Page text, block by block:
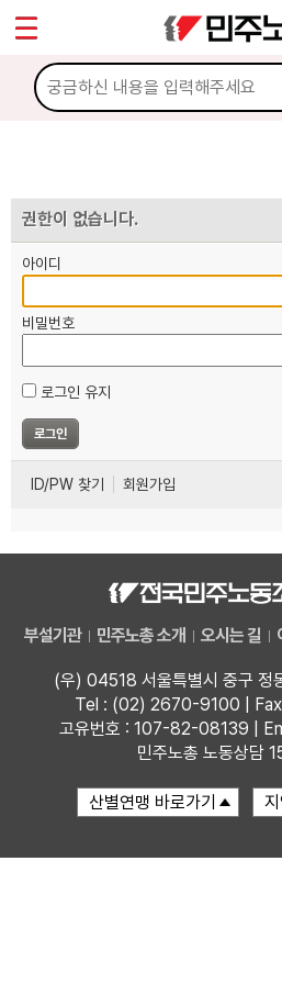
권한이 없습니다.
아이디
비밀번호
로그인 유지
ID/PW 찾기 회원가입
부설기관 민주노총 소개 오시는 길
(우) 04518 서울특별시 중구 정
Tel : (02) 2670-9100 |
고유번호 : 107-82-08139 |
민주노총 노동상담
마이페이지
소개
노동상담
자료
부설기관
업무